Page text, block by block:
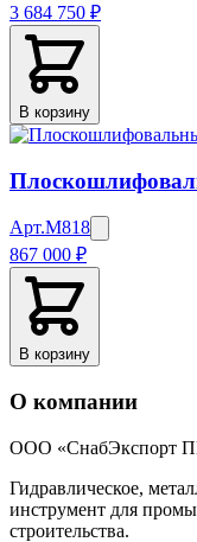
3 684 750 ₽
В корзину
Арт.M818
867 000 ₽
В корзину
О компании
ООО «СнабЭкспорт
Гидравлическое,
инструмент для
строительства.